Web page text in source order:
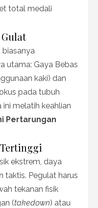
total medali
utama: Gaya Bebas
kaki) dan
pada tubuh
melatih keahlian
Pertarungan
ekstrem, daya
taktis. Pegulat harus
tekanan fisik
(takedown) atau